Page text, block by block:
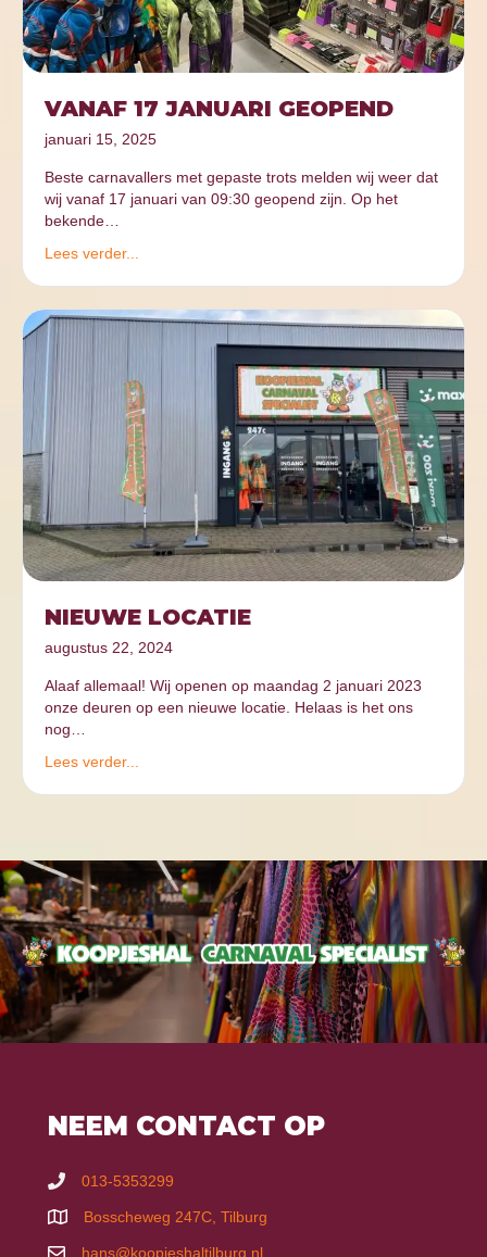
VANAF 17 JANUARI GEOPEND
januari 15, 2025
Beste carnavallers met gepaste trots melden wij weer dat
wij vanaf 17 januari van 09:30 geopend zijn. Op het
bekende…
Lees verder...
NIEUWE LOCATIE
augustus 22, 2024
Alaaf allemaal! Wij openen op maandag 2 januari 2023
onze deuren op een nieuwe locatie. Helaas is het ons
nog…
Lees verder...
NEEM CONTACT OP
013-5353299
Bosscheweg 247C, Tilburg
hans@koopjeshaltilburg.nl